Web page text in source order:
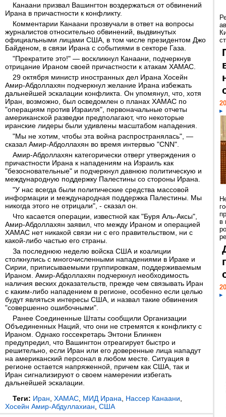
Канаани призвал Вашингтон воздержаться от обвинений
Ирана в причастности к конфликту.
Комментарии Канаани прозвучали в ответ на вопросы
журналистов относительно обвинений, выдвинутых
официальными лицами США, в том числе президентом Джо
Байденом, в связи Ирана с событиями в секторе Газа.
"Прекратите это!" — воскликнул Канаани, подчеркнув
отрицание Ираном своей причастности к атакам ХАМАС.
29 октября министр иностранных дел Ирана Хосейн
Амир-Абдоллахян подчеркнул желание Ирана избежать
дальнейшей эскалации конфликта. Он упомянул, что, хотя
Иран, возможно, был осведомлен о планах ХАМАС по
"операциям против Израиля", первоначальные отчеты
американской разведки предполагают, что некоторые
иранские лидеры были удивлены масштабом нападения.
"Мы не хотим, чтобы эта война распространялась", —
сказал Амир-Абдоллахян во время интервью "CNN".
Амир-Абдоллахян категорически отверг утверждения о
причастности Ирана к нападениям на Израиль как
"безосновательные" и подчеркнул давнюю политическую и
международную поддержку Палестины со стороны Ирана.
"У нас всегда были политические средства массовой
информации и международная поддержка Палестины. Мы
никогда этого не отрицали", - сказал он.
Что касается операции, известной как "Буря Аль-Аксы",
Амир-Абдоллахян заявил, что между Ираном и операцией
ХАМАС нет никакой связи ни с его правительством, ни с
какой-либо частью его страны.
За последнюю неделю войска США и коалиции
столкнулись с многочисленными нападениями в Ираке и
Сирии, приписываемыми группировкам, поддерживаемым
Ираном. Амир-Абдоллахян подчеркнул необходимость
наличия веских доказательств, прежде чем связывать Иран
с каким-либо нападением в регионе, особенно если целью
будут являться интересы США, и назвал такие обвинения
"совершенно ошибочными".
Ранее Соединенные Штаты сообщили Организации
Объединенных Наций, что они не стремятся к конфликту с
Ираном. Однако госсекретарь Энтони Блинкен
предупредил, что Вашингтон отреагирует быстро и
решительно, если Иран или его доверенные лица нападут
на американский персонал в любом месте. Ситуация в
регионе остается напряженной, причем как США, так и
Иран сигнализируют о своем намерении избегать
дальнейшей эскалации.
Теги: Иран ХАМАС МИД Ирана Нассер Канаани
Хосейн Амир-Абдуллахиан США
в